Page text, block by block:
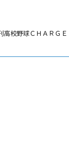
校野球ＣＨＡＲＧＥ